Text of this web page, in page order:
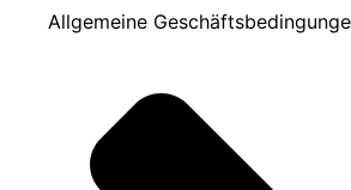
Allgemeine